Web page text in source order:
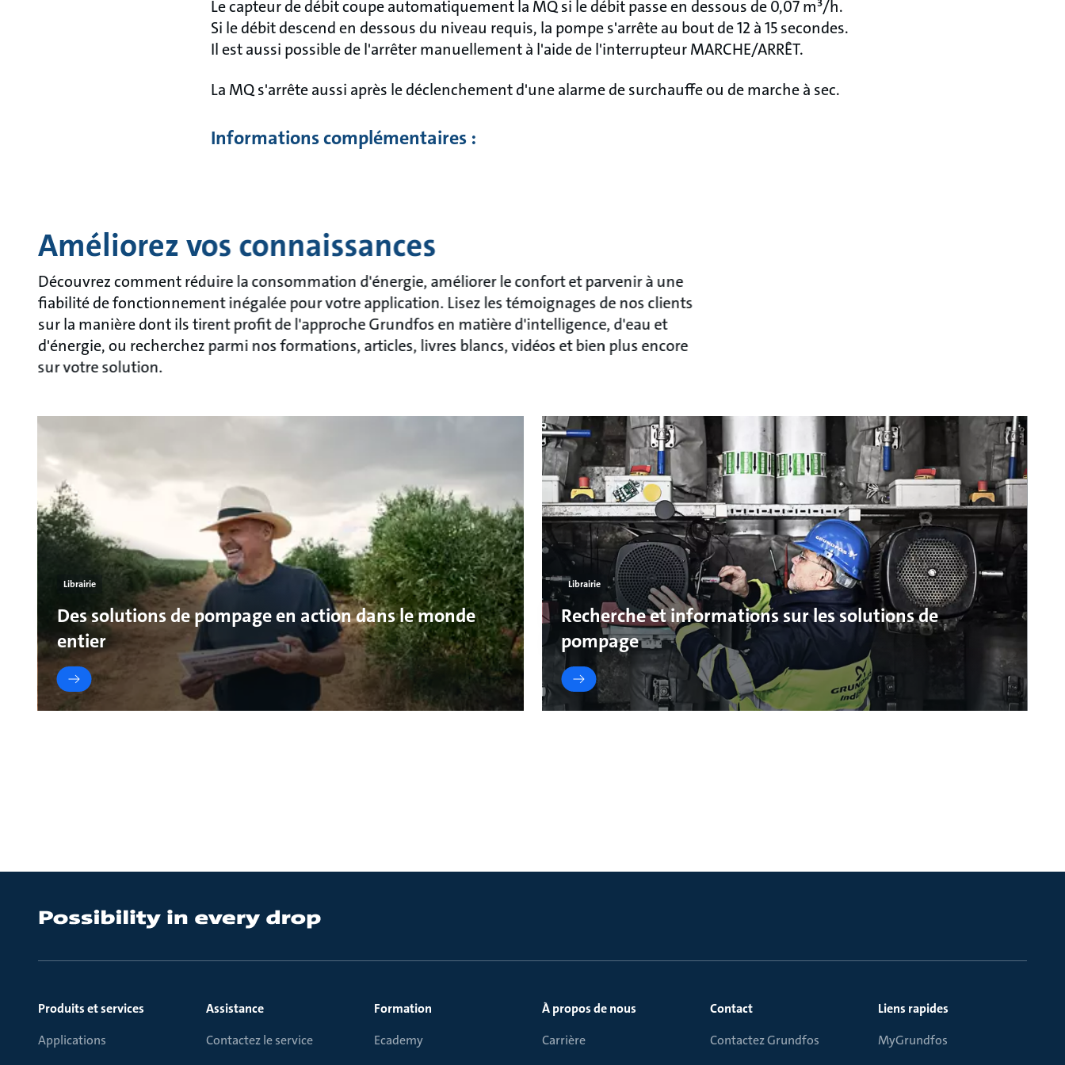
Le capteur de débit coupe automatiquement la MQ si le débit passe en dessous de 0,07 m³/h.
Si le débit descend en dessous du niveau requis, la pompe s'arrête au bout de 12 à 15 secondes.
Il est aussi possible de l'arrêter manuellement à l'aide de l'interrupteur MARCHE/ARRÊT.
La MQ s'arrête aussi après le déclenchement d'une alarme de surchauffe ou de marche à sec.
Informations complémentaires :
Améliorez vos connaissances
Découvrez comment réduire la consommation d'énergie, améliorer le confort et parvenir à une
fiabilité de fonctionnement inégalée pour votre application. Lisez les témoignages de nos clients
sur la manière dont ils tirent profit de l'approche Grundfos en matière d'intelligence, d'eau et
d'énergie, ou recherchez parmi nos formations, articles, livres blancs, vidéos et bien plus encore
sur votre solution.
Librairie
Des solutions de pompage en action dans le monde
entier
Librairie
Recherche et informations sur les solutions de
pompage
Produits et services
Applications
Assistance
Contactez le service
Formation
Ecademy
À propos de nous
Carrière
Contact
Contactez Grundfos
Liens rapides
MyGrundfos